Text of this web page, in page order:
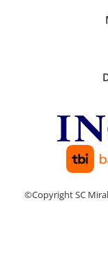
©Copyright SC